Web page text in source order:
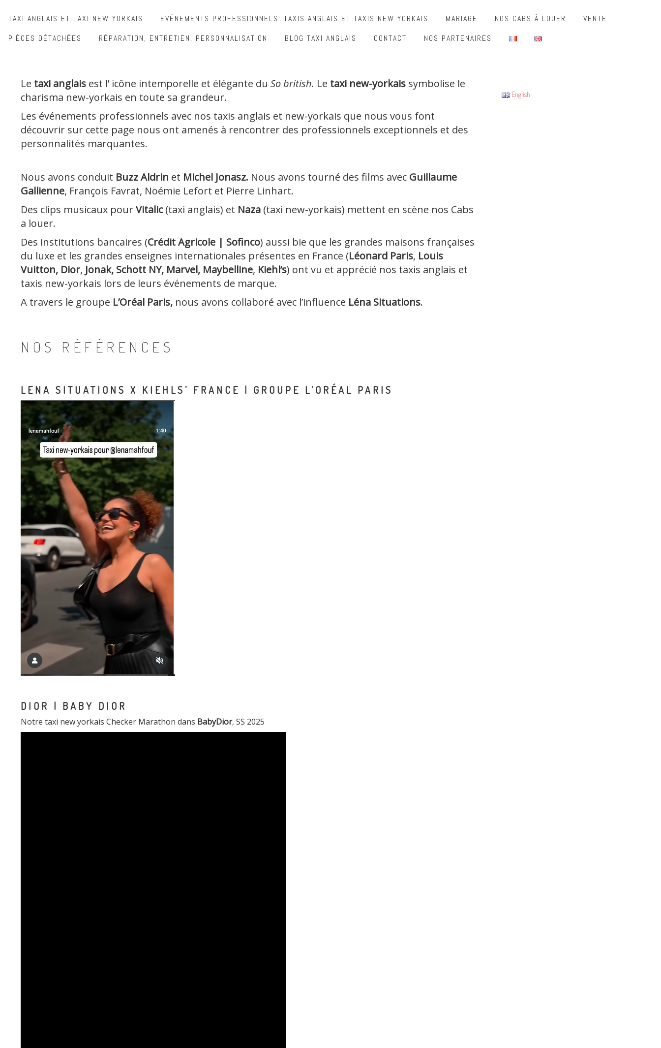
TAXI ANGLAIS ET TAXI NEW YORKAIS EVÉNEMENTS PROFESSIONNELS: TAXIS ANGLAIS ET TAXIS NEW YORKAIS MARIAGE NOS CABS À LOUER
VENTE
PIÈCES DÉTACHÉES
RÉPARATION, ENTRETIEN, PERSONNALISATION BLOG TAXI ANGLAIS CONTACT NOS PARTENAIRES
Le taxi anglais est l’ icône intemporelle et élégante du So british. Le taxi new-yorkais symbolise le
charisma new-yorkais en toute sa grandeur.
Les événements professionnels avec nos taxis anglais et new-yorkais que nous vous font
découvrir sur cette page nous ont amenés à rencontrer des professionnels exceptionnels et des
personnalités marquantes.
Nous avons conduit Buzz Aldrin et Michel Jonasz. Nous avons tourné des films avec Guillaume
Gallienne, François Favrat, Noémie Lefort et Pierre Linhart.
Des clips musicaux pourVitalic(taxi anglais) et Naza (taxi new-yorkais) mettent en scène nos Cabs
a louer.
Des institutions bancaires (Crédit Agricole | Sofinco) aussi bie que les grandes maisons françaises
du luxe et les grandes enseignes internationales présentes en France (Léonard Paris, Louis
Vuitton, Dior, Jonak, Schott NY, Marvel, Maybelline, Kiehl’s) ont vu et apprécié nos taxis anglais et
taxis new-yorkais lors de leurs événements de marque.
A travers le groupe L’Oréal Paris, nous avons collaboré avec l’influence Léna Situations.
NOS RÉFÉRENCES
LENA SITUATIONS X KIEHLS’ FRANCE | GROUPE L’ORÉAL PARIS
DIOR | BABY DIOR
Notre taxi new yorkais Checker Marathon dans BabyDior, SS 2025
English